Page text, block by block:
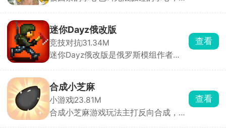
恋爱故事。通过独特的体感式触碰玩
法，只需将手掌或额头轻贴手机屏幕，
即可与男主深情互动。游戏内，监视玩
法增添趣味，观察男主房间、触摸互
迷你Dayz俄改版
竞技对抗31.34M
迷你Dayz俄改版是俄罗斯模组作者
风、上帝俯视视角和硬核末日求生内
核，在原版底子上大幅度扩容内容、修
正 BUG、新增玩法，弥补了官方原版
内容单薄、装备少、玩法单调的短板。
查看
合成小芝麻
小游戏23.81M
合成小芝麻游戏玩法主打反向合成，其
查看